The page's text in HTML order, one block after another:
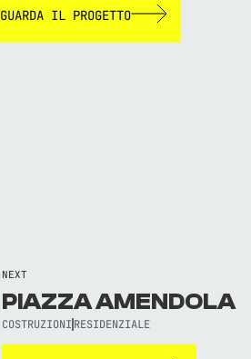
GUARDA IL PROGETTO
NEXT
PIAZZA AMENDOLA
COSTRUZIONI RESIDENZIALE